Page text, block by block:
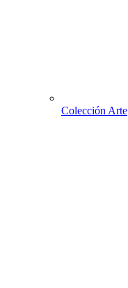
Colección Arte